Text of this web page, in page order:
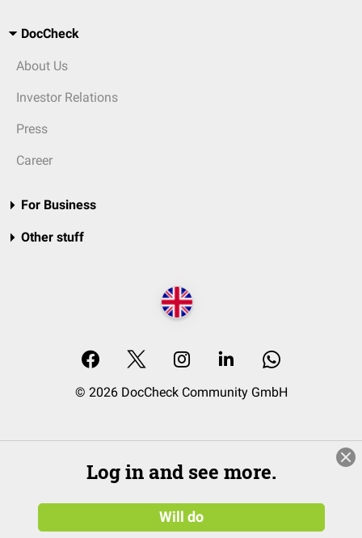
DocCheck
About Us
Investor Relations
Press
Career
For Business
Other stuff
© 2026 DocCheck Community GmbH
Log in and see more.
Will do